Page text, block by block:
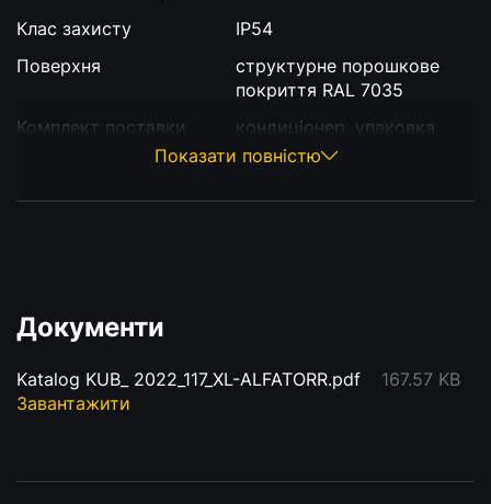
Клас захисту
IP54
Поверхня
структурне порошкове
покриття RAL 7035
Комплект поставки
кондиціонер, упаковка
Показати повністю
Документи
Katalog KUB_ 2022_117_XL-ALFATORR.pdf
167.57 KB
Завантажити